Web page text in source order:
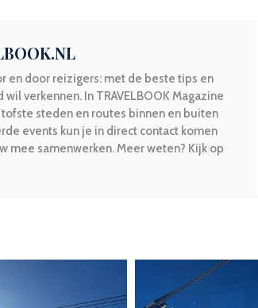
en door reizigers: met de beste tips en
verkennen. In TRAVELBOOK Magazine
steden en routes binnen en buiten
events kun je in direct contact komen
mee samenwerken. Meer weten? Kijk op